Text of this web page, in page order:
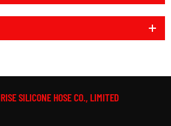
SILICONE HOSE CO., LIMITED